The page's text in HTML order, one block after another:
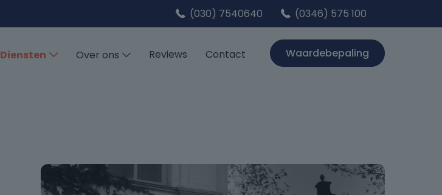
(030) 7540640 (0346) 575 100
Diensten Over ons Reviews Contact Waardebepaling